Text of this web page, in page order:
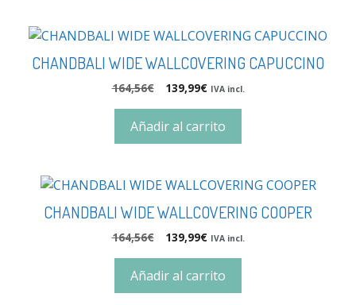
CHANDBALI WIDE WALLCOVERING CAPUCCINO
164,56€ 139,99€ IVA incl.
Añadir al carrito
CHANDBALI WIDE WALLCOVERING COOPER
164,56€ 139,99€ IVA incl.
Añadir al carrito